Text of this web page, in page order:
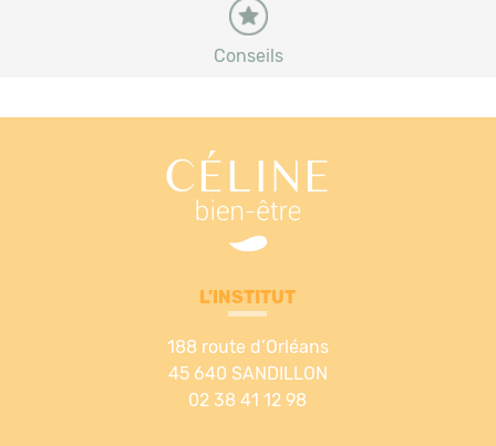
Conseils
L’INSTITUT
188 route d’Orléans
45 640 SANDILLON
02 38 41 12 98